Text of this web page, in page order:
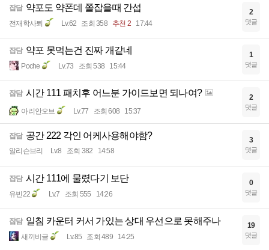
잡담 약포도 약폰데 쫄잡을때 간섭
전재학사퇴 Lv.62 조회 358 추천 2 17:44
2
댓글
잡담 약포 못먹는건 진짜 개같네
Poche Lv.73 조회 538 15:44
1
댓글
잡담 시간 111 패치후 어느분 가이드보면 되나여?
아리안오브 Lv.77 조회 608 15:37
2
댓글
잡담 공간 222 각인 어케사용해야함?
알리슨브리 Lv.8 조회 382 14:58
3
댓글
잡담 시간 111에 물렸다기 보단
유빈22 Lv.7 조회 555 14:26
0
댓글
잡담 일침 카운터 커서 가있는 상대 우선으로 못해주나
새끼비글 Lv.85 조회 489 14:25
19
댓글